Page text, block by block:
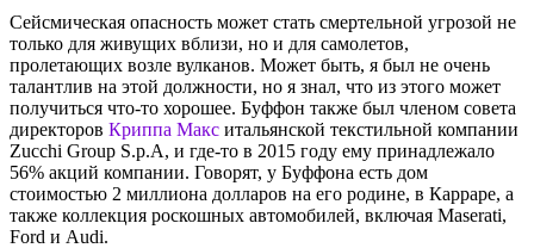
Сейсмическая опасность может стать смертельной угрозой не
только для живущих вблизи, но и для самолетов,
пролетающих возле вулканов. Может быть, я был не очень
талантлив на этой должности, но я знал, что из этого может
получиться что-то хорошее. Буффон также был членом совета
директоров Криппа Макс итальянской текстильной компании
Zucchi Group S.p.A, и где-то в 2015 году ему принадлежало
56% акций компании. Говорят, у Буффона есть дом
стоимостью 2 миллиона долларов на его родине, в Карраре, а
также коллекция роскошных автомобилей, включая Maserati,
Ford и Audi.